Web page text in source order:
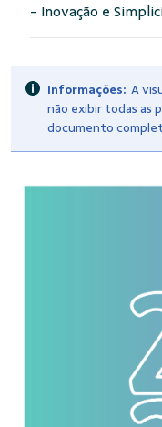
- Inovação e
Informações: A
não exibir todas as
documento